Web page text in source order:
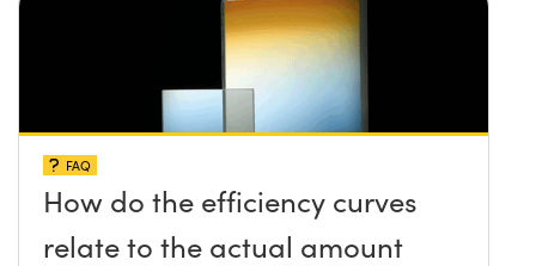
FAQ
How do the efficiency curves
relate to the actual amount